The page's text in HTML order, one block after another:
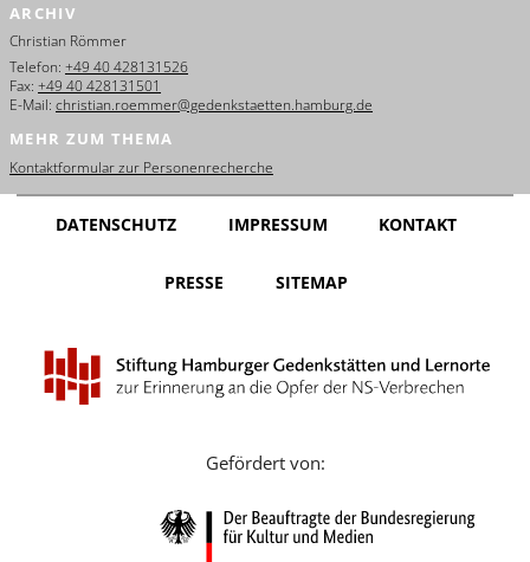
Français
Dansk
Español
Nederlands
Português
Русский
ARCHIV
Christian Römmer
Telefon: +49 40 428131526
Fax: +49 40 428131501
E-Mail: christian.roemmer@gedenkstaetten.hamburg.de
MEHR ZUM THEMA
Kontaktformular zur Personenrecherche
DATENSCHUTZ IMPRESSUM KONTAKT
PRESSE SITEMAP
Gefördert von: